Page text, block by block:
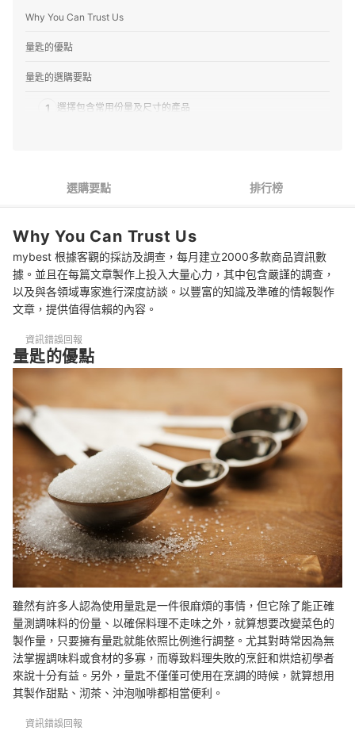
Why You Can Trust Us
量匙的優點
量匙的選購要點
1 選擇包含常用份量及尺寸的產品
4 提升使用體驗的小巧思
5 電子式量匙：可將測量輕鬆數字化
編輯部推薦7款人氣量匙
專家解惑！選購量匙的常見問題
食譜上的1盎司、1品脫、1磅分別是多少mL？
也不要忘記準備量杯
總結
選購要點 排行榜
Why You Can Trust Us
mybest 根據客觀的採訪及調查，每月建立2000多款商品資訊數
據。並且在每篇文章製作上投入大量心力，其中包含嚴謹的調查，
以及與各領域專家進行深度訪談。以豐富的知識及準確的情報製作
文章，提供值得信賴的內容。
資訊錯誤回報
量匙的優點
雖然有許多人認為使用量匙是一件很麻煩的事情，但它除了能正確
量測調味料的份量、以確保料理不走味之外，就算想要改變菜色的
製作量，只要擁有量匙就能依照比例進行調整。尤其對時常因為無
法掌握調味料或食材的多寡，而導致料理失敗的烹飪和烘焙初學者
來說十分有益。另外，量匙不僅僅可使用在烹調的時候，就算想用
其製作甜點、沏茶、沖泡咖啡都相當便利。
資訊錯誤回報